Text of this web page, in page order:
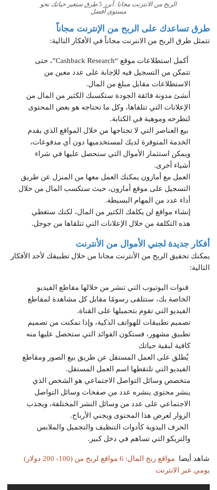
الربح من الانترنت مجانا: أبرز 5 طرق ستغير حياتك نحو
مستوى أفضل
طرق تساعدك على الربح من الإنترنت مجاناً
تتمثل طرق الربح من الانترنت مجاناً في الأفكار التالية:
أكمل استطلاعات موقع “Cashback Research”، حتى
تتمكن من التسجيل فيه للإجابة على عدد معين من
الاستطلاعات مقابل مبلغ من المال.
أنشئ مدونة فائقة الجودة ستكسبك الكثير من المال من
الإعلانات التي تتلقاها، وكل ما تحتاجه هو بعض المحتوى
لتطرحه وموهبة في الكتابة.
بيع العناصر التي لا تحتاجها من خلال المواقع الذي يقدم
الخدمة المتوفرة لديك لمستخدميها دون أي مدفوعات،
ويمكن استثمار الأموال التي ستحصل عليها في شراء
أشياء أخرى.
العمل مع أمازون يمكنك العمل معها من المنزل عن طريق
التسجيل على موقع أمازون، حيث ستكسب المال من خلال
أداء عدد من المهام البسيطة.
إنشاء مواقع لن يكلفك الكثير من المال، لكنك ستغطي
هذه التكلفة من خلال الإعلانات التي تتلقاها من جوجل.
أفكار جديدة لجني الأموال من الأنترنت
يمكنك تحقيق الربح من الأنترنت مجانا من خلال تطبيقك لأحد الأفكار
التالية:
قنوات اليوتيوب التي تنشر من خلالها مقاطع الفيديو
الخاصة بك، ستتلقى رسومًا مقابل كل مشاهدة لمقاطع
الفيديو التي تقوم بتحميلها على القناة.
تصميم تطبيقات للهواتف الذكية، وإذا تمكنت من تصميم
تطبيق مشهور، فستكون الفوائد التي ستحصل عليها منه
كافية لبقية حياتك
يُطلق على العمل المستقل عن طريق بيع الصور ومقاطع
الفيديو التي تلتقطها اسم العمل المستقل.
متخصص وسائل التواصل الاجتماعي هو الشخص الذي
ينشر محتوى ينشره عدد من صفحات وسائل التواصل
الاجتماعي على عدد من وسائل النشر المختلفة، ويجذب
الزوار لعرض هذا المحتوى ويجني الأرباح.
الحرف اليدوية كأدوات التنظيف والتجميل والملابس
والتريكو التي تساهم في دخل كبير.
شاهد أيضا
مواقع ربح المال: 6 مواقع لربح من (100- 200 دولار)
يومي عبر الانترنت